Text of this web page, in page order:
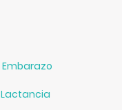
Embarazo
Lactancia